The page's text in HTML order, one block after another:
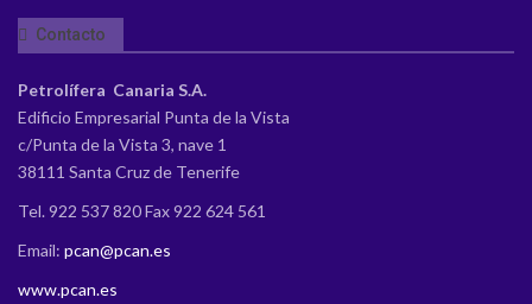
Contacto
Petrolífera Canaria S.A.
Edificio Empresarial Punta de la Vista
c/Punta de la Vista 3, nave 1
38111 Santa Cruz de Tenerife
Tel. 922 537 820 Fax 922 624 561
Email: pcan@pcan.es
www.pcan.es